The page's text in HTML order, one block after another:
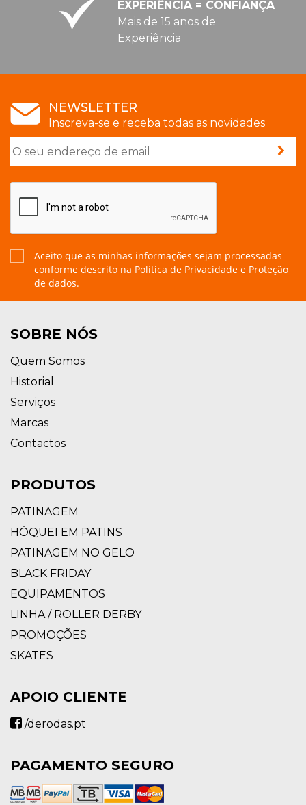
PROMOÇÕES
/
DERBY
SKATES
EXPERIÊNCIA = CONFIANÇA
Mais de 15 anos de
Experiência
NEWSLETTER
Inscreva-se e receba todas as novidades
Aceito que as minhas informações sejam processadas
conforme descrito na Política de Privacidade e Proteção
de dados.
SOBRE NÓS
Quem Somos
Historial
Serviços
Marcas
Contactos
PRODUTOS
PATINAGEM
HÓQUEI EM PATINS
PATINAGEM NO GELO
BLACK FRIDAY
EQUIPAMENTOS
LINHA / ROLLER DERBY
PROMOÇÕES
SKATES
APOIO CLIENTE
/derodas.pt
PAGAMENTO SEGURO